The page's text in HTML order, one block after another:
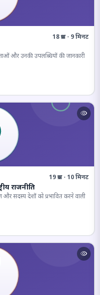
18 प्रश्न · 9 मिनट
और उनकी उपलब्धियों की जानकारी
19 प्रश्न · 10 मिनट
राजनीति
सदस्य देशों को प्रभावित करने वाली